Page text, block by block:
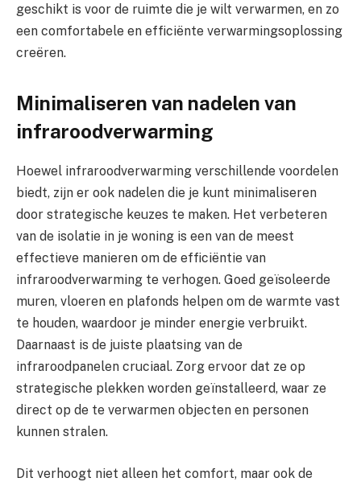
geschikt is voor de ruimte die je wilt verwarmen, en zo
een comfortabele en efficiënte verwarmingsoplossing
creëren.
Minimaliseren van nadelen van
infraroodverwarming
Hoewel infraroodverwarming verschillende voordelen
biedt, zijn er ook nadelen die je kunt minimaliseren
door strategische keuzes te maken. Het verbeteren
van de isolatie in je woning is een van de meest
effectieve manieren om de efficiëntie van
infraroodverwarming te verhogen. Goed geïsoleerde
muren, vloeren en plafonds helpen om de warmte vast
te houden, waardoor je minder energie verbruikt.
Daarnaast is de juiste plaatsing van de
infraroodpanelen cruciaal. Zorg ervoor dat ze op
strategische plekken worden geïnstalleerd, waar ze
direct op de te verwarmen objecten en personen
kunnen stralen.
Dit verhoogt niet alleen het comfort, maar ook de